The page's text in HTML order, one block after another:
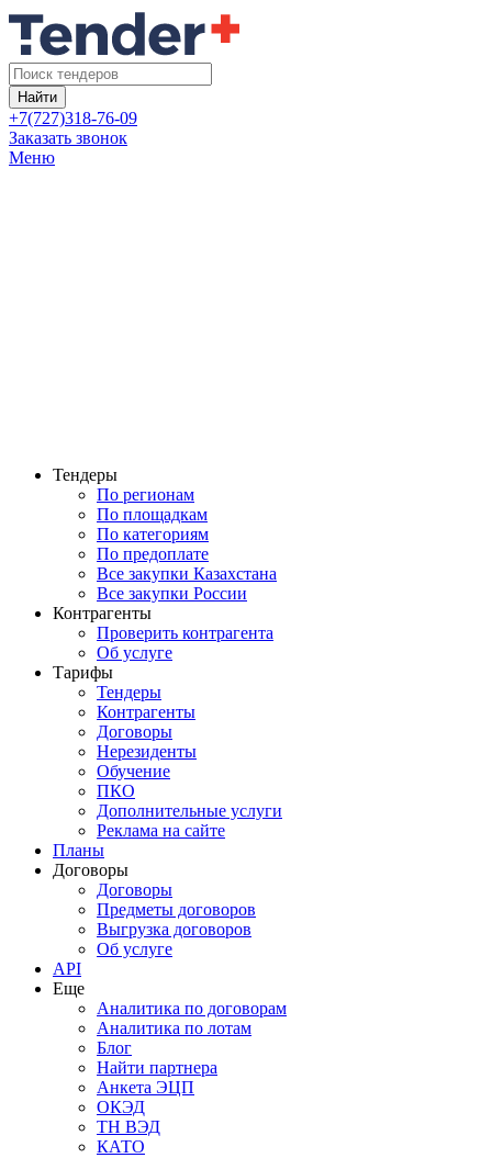
Найти
+7(727)318-76-09
Заказать звонок
Меню
Тендеры
По регионам
По площадкам
По категориям
По предоплате
Все закупки Казахстана
Все закупки России
Контрагенты
Проверить контрагента
Об услуге
Тарифы
Тендеры
Контрагенты
Договоры
Нерезиденты
Обучение
ПКО
Дополнительные услуги
Реклама на сайте
Планы
Договоры
Договоры
Предметы договоров
Выгрузка договоров
Об услуге
API
Еще
Аналитика по договорам
Аналитика по лотам
Блог
Найти партнера
Анкета ЭЦП
ОКЭД
ТН ВЭД
КАТО